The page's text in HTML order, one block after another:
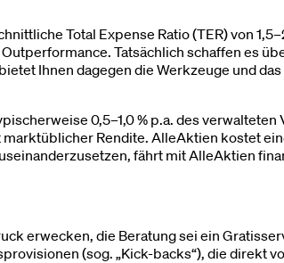
Total Expense Ratio (TER) von
Tatsächlich schaffen es
Ihnen dagegen die Werkzeuge und
0,5–1,0 % p.a. des
Rendite. AlleAktien kostet
fährt mit AlleAktien
erwecken, die Beratung sei ein
(sog. „Kick-backs“), die direkt